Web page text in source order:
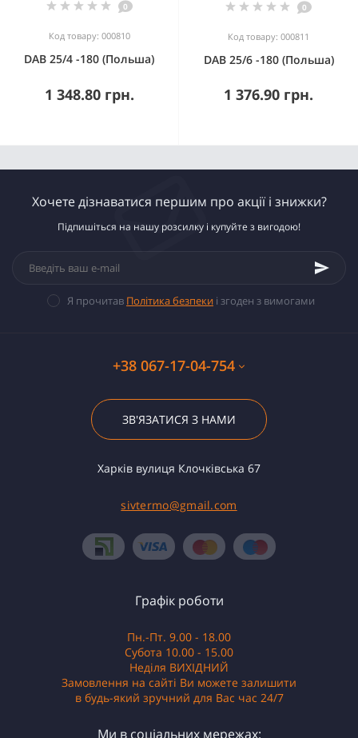
0
Код товару: 000810
DAB 25/4 -180 (Польша)
1 348.80 грн.
0
Код товару: 000811
DAB 25/6 -180 (Польша)
1 376.90 грн.
Хочете дізнаватися першим про акції і знижки?
Підпишіться на нашу розсилку і купуйте з вигодою!
Я прочитав Політика безпеки і згоден з вимогами
+38 067-17-04-754
ЗВ'ЯЗАТИСЯ З НАМИ
Харків вулиця Клочківська 67
sivtermo@gmail.com
Графік роботи
Пн.-Пт. 9.00 - 18.00
Субота 10.00 - 15.00
Неділя ВИХІДНИЙ
Замовлення на сайті Ви можете залишити
в будь-який зручний для Вас час 24/7
Ми в соціальних мережах: